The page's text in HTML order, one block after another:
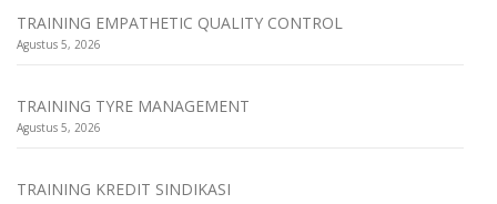
TRAINING EMPATHETIC QUALITY CONTROL
Agustus 5, 2026
TRAINING TYRE MANAGEMENT
Agustus 5, 2026
TRAINING KREDIT SINDIKASI